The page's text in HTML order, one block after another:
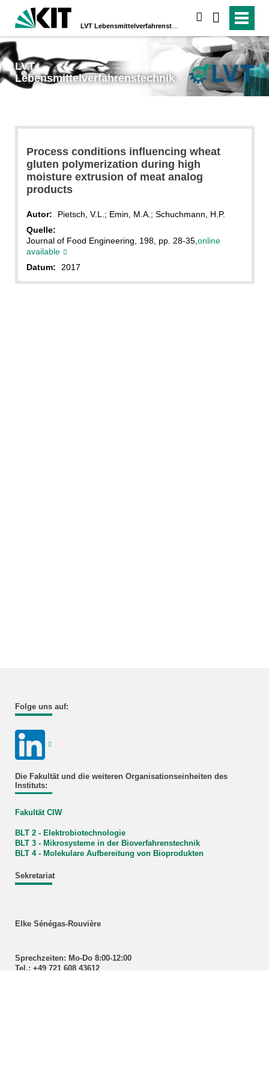
LVTLebensmittelverfahrenstechnik
LVT
Lebensmittelverfahrenstechnik
Process conditions influencing wheat
gluten polymerization during high
moisture extrusion of meat analog
products
Autor: Pietsch, V.L. ; Emin, M.A.; Schuchmann, H.P.
Quelle:
Journal of Food Engineering, 198, pp. 28-35, online
available
Datum:
2017
Folge uns auf:
Die Fakultät und die weiteren Organisationseinheiten des
Instituts:
Fakultät CIW
BLT 2 - Elektrobiotechnologie
BLT 3 - Mikrosysteme in der Bioverfahrenstechnik
BLT 4 - Molekulare Aufbereitung von Bioprodukten
Sekretariat
Elke Sénégas-Rouvière
Sprechzeiten: Mo-Do 8:00-12:00
Tel.: +49 721 608 43612